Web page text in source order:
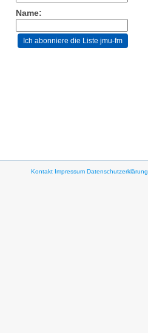
Name:
Kontakt Impressum Datenschutzerklärung